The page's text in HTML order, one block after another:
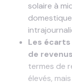
solaire à
Les
de revenus
termes de
élevés,